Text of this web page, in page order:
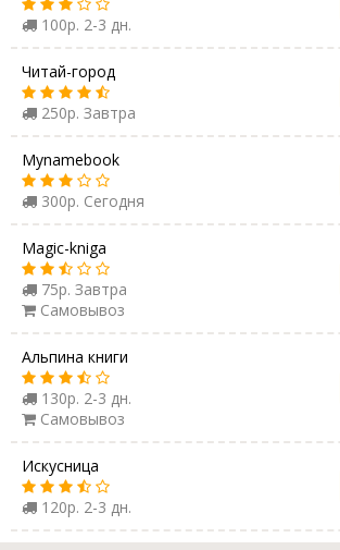
100р. 2-3 дн.
Читай-город
250р. Завтра
Mynamebook
300р. Сегодня
Magic-kniga
75р. Завтра
Самовывоз
Альпина книги
130р. 2-3 дн.
Самовывоз
Искусница
120р. 2-3 дн.